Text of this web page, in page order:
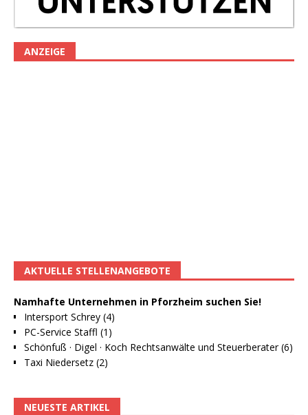
ANZEIGE
AKTUELLE STELLENANGEBOTE
Namhafte Unternehmen in Pforzheim suchen Sie!
Intersport Schrey (4)
PC-Service Staffl (1)
Schönfuß · Digel · Koch Rechtsanwälte und Steuerberater (6)
Taxi Niedersetz (2)
NEUESTE ARTIKEL